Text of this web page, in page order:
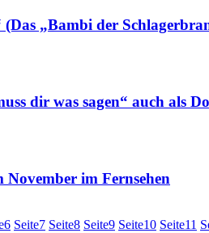
„Bambi der
dir was sagen“ auch als
im Fernsehen
6 Seite7 Seite8 Seite9 Seite10 Seite11